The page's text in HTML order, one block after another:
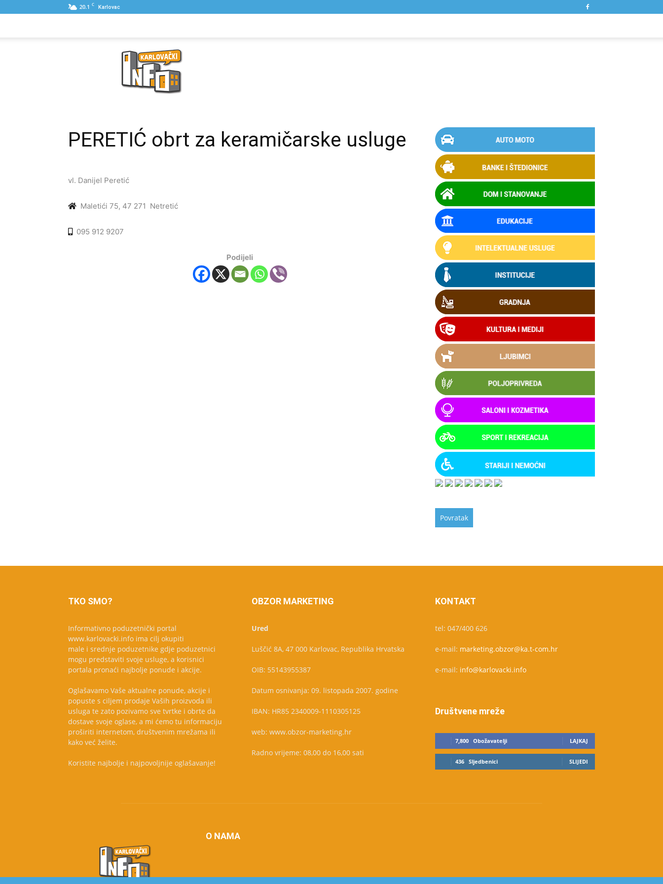
20.1 C Karlovac
Karlovački
PERETIĆ obrt za keramičarske usluge
vl. Danijel Peretić
Maletići 75, 47 271 Netretić
095 912 9207
Podijeli
TKO SMO?
Informativno poduzetnički portal
www.karlovacki.info ima cilj okupiti
male i srednje poduzetnike gdje poduzetnici
mogu predstaviti svoje usluge, a korisnici
portala pronaći najbolje ponude i akcije.
Oglašavamo Vaše aktualne ponude, akcije i
popuste s ciljem prodaje Vaših proizvoda ili
usluga te zato pozivamo sve tvrtke i obrte da
dostave svoje oglase, a mi ćemo tu informaciju
proširiti internetom, društvenim mrežama ili
kako već želite.
Koristite najbolje i najpovoljnije oglašavanje!
OBZOR MARKETING
Ured
Luščić 8A, 47 000 Karlovac, Republika Hrvatska
OIB: 55143955387
Datum osnivanja: 09. listopada 2007. godine
IBAN: HR85 2340009-1110305125
web: www.obzor-marketing.hr
Radno vrijeme: 08,00 do 16,00 sati
KONTAKT
tel: 047/400 626
e-mail: marketing.obzor@ka.t-com.hr
e-mail: info@karlovacki.info
Društvene mreže
7,800 Obožavatelji LAJKAJ
436 Sljedbenici SLIJEDI
O NAMA